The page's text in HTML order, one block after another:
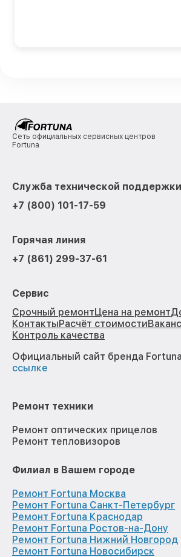
Сеть официальных сервисных центров
Fortuna
Служба технической поддержки
+7 (800) 101-17-59
Горячая линия
+7 (861) 299-37-61
Сервис
Срочный ремонтЦена на ремонт
КонтактыРасчёт стоимости
Контроль качества
Официальный сайт бренда
ссылке
Ремонт техники
Ремонт оптических прицелов
Ремонт тепловизоров
Филиал в Вашем городе
Ремонт Fortuna Москва
Ремонт Fortuna Санкт-Петербург
Ремонт Fortuna Краснодар
Ремонт Fortuna Ростов-на-Дону
Ремонт Fortuna Нижний Новгород
Ремонт Fortuna Новосибирск